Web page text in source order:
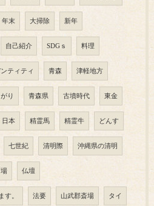
年末 大掃除 新年
自己紹介 SDGｓ 料理
ティティ 青森 津軽地方
がり 青森県 古墳時代 東金
日本 精霊馬 精霊牛 どんす
七世紀 清明際 沖縄県の清明
仏壇
す。 法要 山武郡斎場 タイ